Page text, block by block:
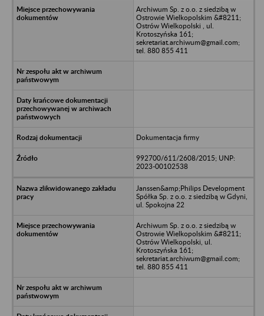
Archiwum Sp. z o.o. z siedzibą w
Ostrowie Wielkopolskim &#8211;
Ostrów Wielkopolski , ul.
Krotoszyńska 161;
sekretariat.archiwum@gmail.com;
tel. 880 855 411
Dokumentacja firmy
992700/611/2608/2015; UNP:
2023-00102538
Janssen&amp;Philips Development
Spółka Sp. z o.o. z siedzibą w Gdyni,
ul. Spokojna 22
Archiwum Sp. z o.o. z siedzibą w
Ostrowie Wielkopolskim &#8211;
Ostrów Wielkopolski, ul.
Krotoszyńska 161;
sekretariat.archiwum@gmail.com;
tel. 880 855 411